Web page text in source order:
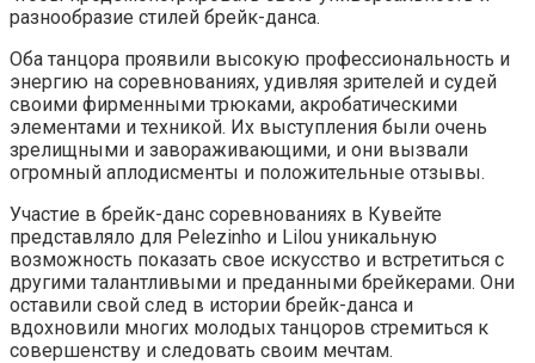
разнообразие стилей брейк-данса.
Оба танцора проявили высокую профессиональность и
энергию на соревнованиях, удивляя зрителей и судей
своими фирменными трюками, акробатическими
элементами и техникой. Их выступления были очень
зрелищными и завораживающими, и они вызвали
огромный аплодисменты и положительные отзывы.
Участие в брейк-данс соревнованиях в Кувейте
представляло для Pelezinho и Lilou уникальную
возможность показать свое искусство и встретиться с
другими талантливыми и преданными брейкерами. Они
оставили свой след в истории брейк-данса и
вдохновили многих молодых танцоров стремиться к
совершенству и следовать своим мечтам.